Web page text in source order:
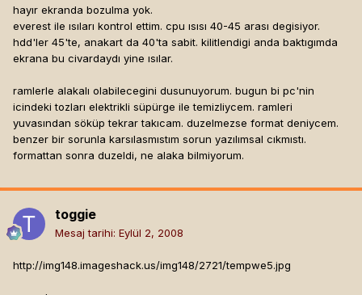
hayır ekranda bozulma yok.
everest ile ısıları kontrol ettim. cpu ısısı 40-45 arası degisiyor.
hdd'ler 45'te, anakart da 40'ta sabit. kilitlendigi anda baktıgımda
ekrana bu civardaydı yine ısılar.
ramlerle alakalı olabilecegini dusunuyorum. bugun bi pc'nin
icindeki tozları elektrikli süpürge ile temizliycem. ramleri
yuvasından söküp tekrar takıcam. duzelmezse format deniycem.
benzer bir sorunla karsılasmıstım sorun yazılımsal cıkmıstı.
formattan sonra duzeldi, ne alaka bilmiyorum.
toggie
Mesaj tarihi: Eylül 2, 2008
http://img148.imageshack.us/img148/2721/tempwe5.jpg